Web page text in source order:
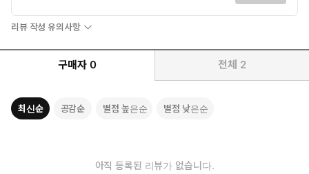
리뷰 작성 유의사항
구매자 0 전체 2
최신순 공감순 별점 높은순 별점 낮은순
아직 등록된 리뷰가 없습니다.